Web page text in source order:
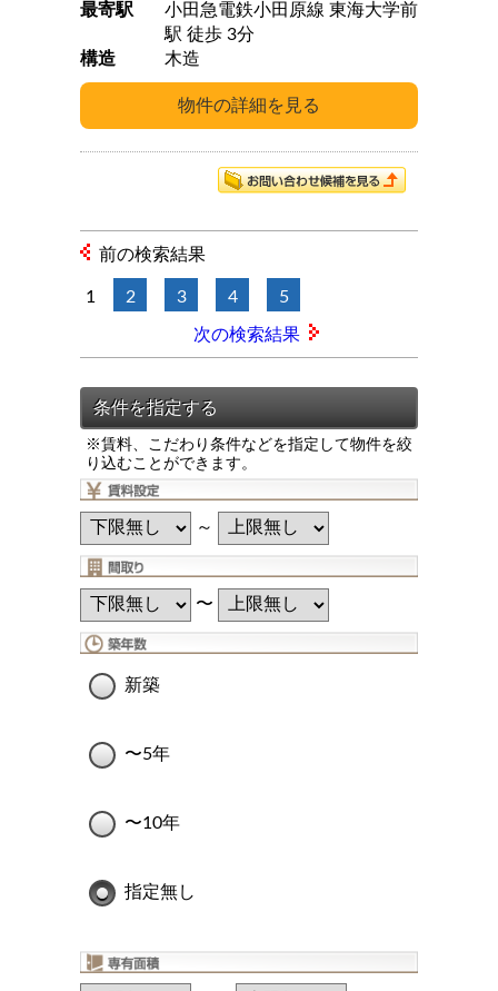
最寄駅
小田急電鉄小田原線 東海大学前
駅 徒歩 3分
構造
木造
前の検索結果
1 2 3 4 5
次の検索結果
※賃料、こだわり条件などを指定して物件を絞
り込むことができます。
～
〜
新築
〜5年
〜10年
指定無し